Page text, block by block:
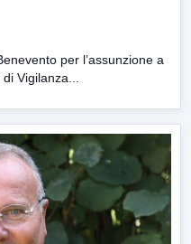
per l’assunzione a
Vigilanza...